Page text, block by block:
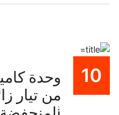
10
اكتوبر